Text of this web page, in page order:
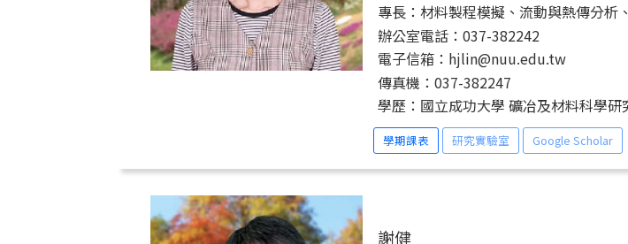
專長：材料製程模擬、流動與熱傳分析
辦公室電話：037-382242
電子信箱：hjlin@nuu.edu.tw
傳真機：037-382247
學歷：國立成功大學 礦冶及材料科學
學期課表 研究實驗室 Google Scholar
謝健